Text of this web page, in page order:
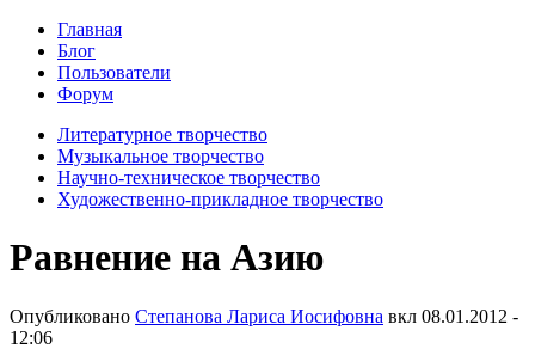
Главная
Блог
Пользователи
Форум
Литературное творчество
Музыкальное творчество
Научно-техническое творчество
Художественно-прикладное творчество
Равнение на Азию
Опубликовано Степанова Лариса Иосифовна вкл 08.01.2012 -
12:06